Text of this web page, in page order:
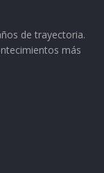
de trayectoria.
más